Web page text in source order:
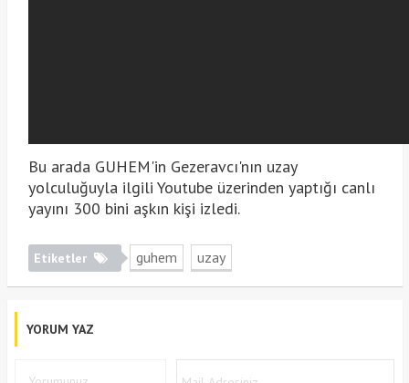
Bu arada GUHEM'in Gezeravcı'nın uzay
yolculuğuyla ilgili Youtube üzerinden yaptığı canlı
yayını 300 bini aşkın kişi izledi.
Etiketler guhem uzay
YORUM YAZ